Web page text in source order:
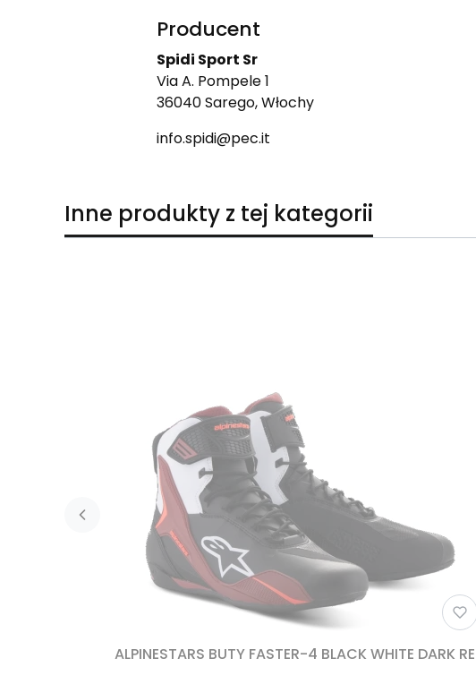
Producent
Spidi Sport Sr
Via A. Pompele 1
36040 Sarego, Włochy
info.spidi@pec.it
Inne produkty z tej kategorii
ALPINESTARS BUTY FASTER-4 BLACK WHITE DARK